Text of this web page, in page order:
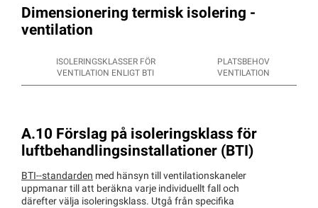
Dimensionering termisk isolering -
ventilation
ISOLERINGSKLASSER FÖR
VENTILATION ENLIGT BTI
PLATSBEHOV
VENTILATION
A.10 Förslag på isoleringsklass för
luftbehandlingsinstallationer (BTI)
BTI--standarden med hänsyn till ventilationskaneler
uppmanar till att beräkna varje individuellt fall och
därefter välja isoleringsklass. Utgå från specifika